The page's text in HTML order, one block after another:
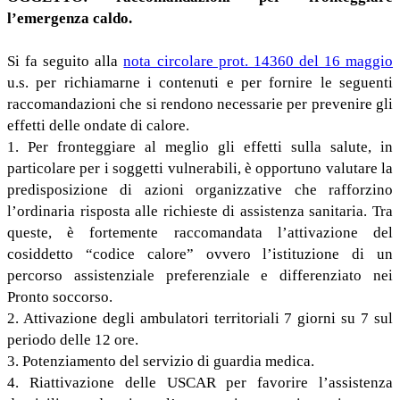
l’emergenza caldo.
Si fa seguito allanota circolare prot. 14360 del 16 maggio
u.s. per richiamarne i contenuti e per fornire le seguenti
raccomandazioni che si rendono necessarie per prevenire gli
effetti delle ondate di calore.
1. Per fronteggiare al meglio gli effetti sulla salute, in
particolare per i soggetti vulnerabili, è opportuno valutare la
predisposizione di azioni organizzative che rafforzino
l’ordinaria risposta alle richieste di assistenza sanitaria. Tra
queste, è fortemente raccomandata l’attivazione del
cosiddetto “codice calore” ovvero l’istituzione di un
percorso assistenziale preferenziale e differenziato nei
Pronto soccorso.
2. Attivazione degli ambulatori territoriali 7 giorni su 7 sul
periodo delle 12 ore.
3. Potenziamento del servizio di guardia medica.
4. Riattivazione delle USCAR per favorire l’assistenza